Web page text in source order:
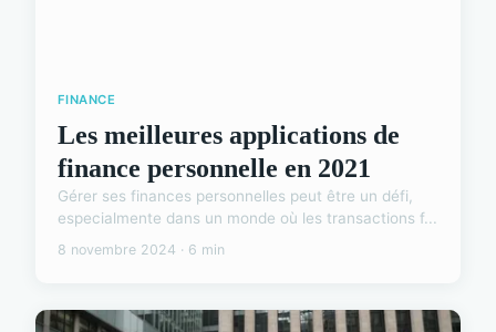
FINANCE
Les meilleures applications de
finance personnelle en 2021
Gérer ses finances personnelles peut être un défi,
especialmente dans un monde où les transactions f...
8 novembre 2024 · 6 min